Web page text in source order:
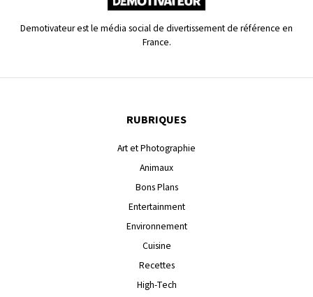
Demotivateur est le média social de divertissement de référence en
France.
RUBRIQUES
Art et Photographie
Animaux
Bons Plans
Entertainment
Environnement
Cuisine
Recettes
High-Tech